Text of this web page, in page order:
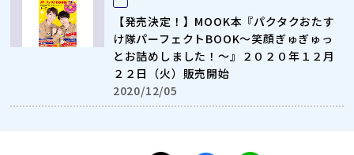
【発売決定！】MOOK本『パクタクおたす
け隊パーフェクトBOOK～笑顔ぎゅぎゅっ
とお詰めしました！～』２０２０年１２月
２２日（火）販売開始
2020/12/05